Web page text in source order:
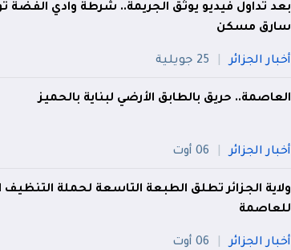
بعد تداول فيديو يوثق الجريمة.. شرطة وادي الفضة
سارق مسكن
أخبار الجزائر 25 جويلية
العاصمة.. حريق بالطابق الأرضي لبناية بالحميز
أخبار الجزائر 06 أوت
ولاية الجزائر تطلق الطبعة التاسعة لحملة التنظيف
للعاصمة
أخبار الجزائر 06 أوت